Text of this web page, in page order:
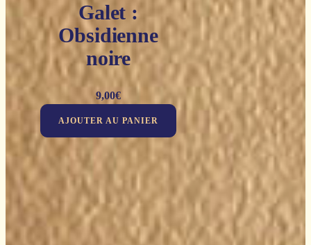
Galet :
Obsidienne
noire
9,00€
AJOUTER AU PANIER